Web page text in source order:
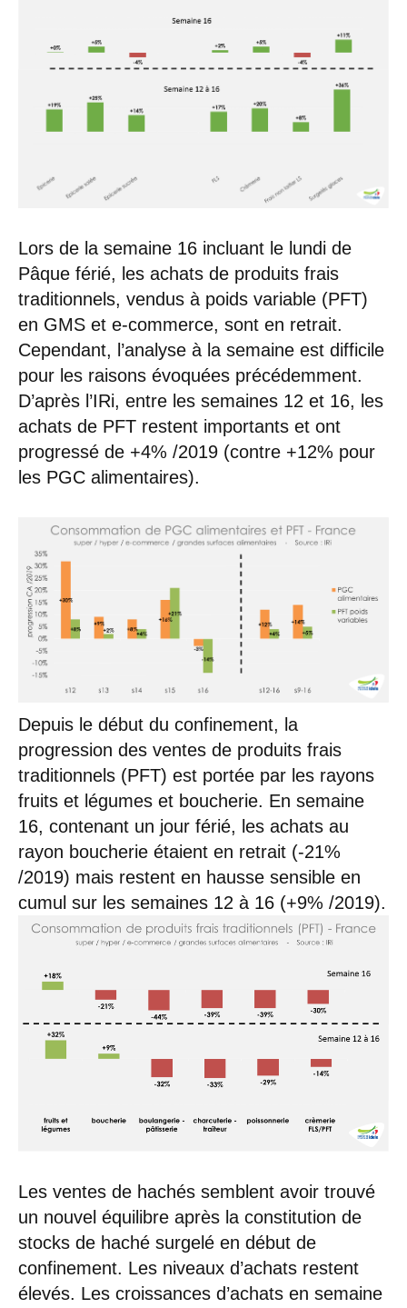
Lors de la semaine 16 incluant le lundi de
Pâque férié, les achats de produits frais
traditionnels, vendus à poids variable (PFT)
en GMS et e-commerce, sont en retrait.
Cependant, l’analyse à la semaine est difficile
pour les raisons évoquées précédemment.
D’après l’IRi, entre les semaines 12 et 16, les
achats de PFT restent importants et ont
progressé de +4% /2019 (contre +12% pour
les PGC alimentaires).
Depuis le début du confinement, la
progression des ventes de produits frais
traditionnels (PFT) est portée par les rayons
fruits et légumes et boucherie. En semaine
16, contenant un jour férié, les achats au
rayon boucherie étaient en retrait (-21%
/2019) mais restent en hausse sensible en
cumul sur les semaines 12 à 16 (+9% /2019).
Les ventes de hachés semblent avoir trouvé
un nouvel équilibre après la constitution de
stocks de haché surgelé en début de
confinement. Les niveaux d’achats restent
élevés. Les croissances d’achats en semaine